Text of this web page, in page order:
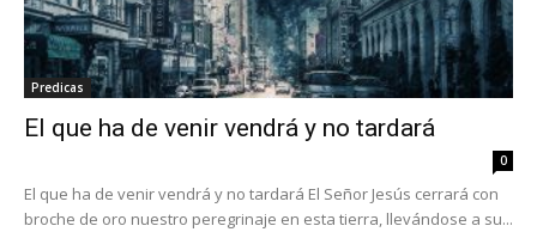
Predicas
El que ha de venir vendrá y no tardará
0
El que ha de venir vendrá y no tardará El Señor Jesús cerrará con
broche de oro nuestro peregrinaje en esta tierra, llevándose a su...